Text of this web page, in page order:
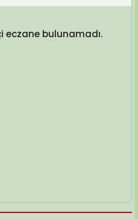
eczane bulunamadı.